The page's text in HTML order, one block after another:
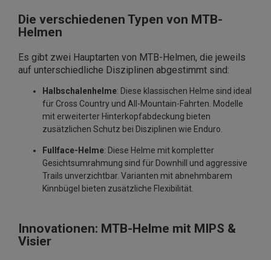
Die verschiedenen Typen von MTB-
Helmen
Es gibt zwei Hauptarten von MTB-Helmen, die jeweils
auf unterschiedliche Disziplinen abgestimmt sind:
Halbschalenhelme: Diese klassischen Helme sind ideal
für Cross Country und All-Mountain-Fahrten. Modelle
mit erweiterter Hinterkopfabdeckung bieten
zusätzlichen Schutz bei Disziplinen wie Enduro.
Fullface-Helme: Diese Helme mit kompletter
Gesichtsumrahmung sind für Downhill und aggressive
Trails unverzichtbar. Varianten mit abnehmbarem
Kinnbügel bieten zusätzliche Flexibilität.
Innovationen: MTB-Helme mit MIPS &
Visier